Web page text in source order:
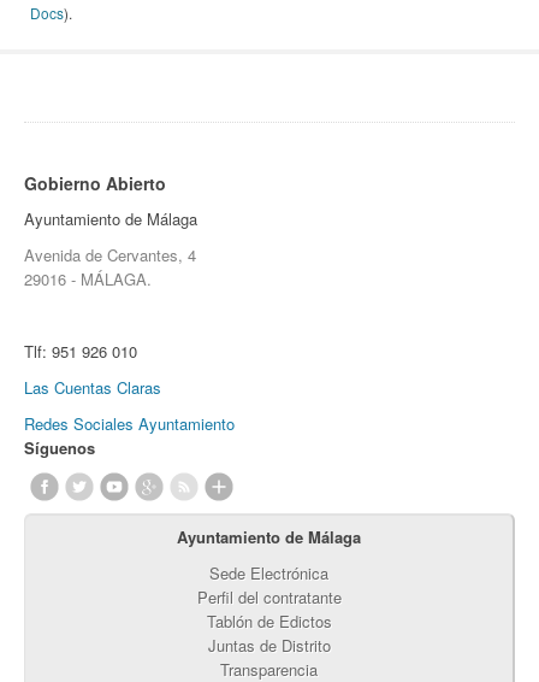
Docs).
Gobierno Abierto
Ayuntamiento de Málaga
Avenida de Cervantes, 4
29016 - MÁLAGA.
Tlf: 951 926 010
Las Cuentas Claras
Redes Sociales Ayuntamiento
Síguenos
Ayuntamiento de Málaga
Sede Electrónica
Perfil del contratante
Tablón de Edictos
Juntas de Distrito
Transparencia